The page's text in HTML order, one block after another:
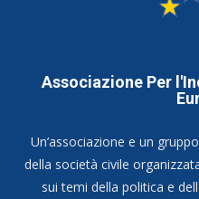
Associazione Per
Un’associazione e un
della società civile
sui temi della politica e